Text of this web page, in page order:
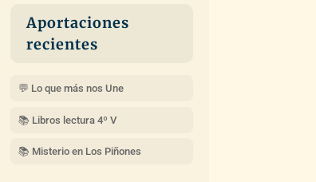
Aportaciones
recientes
💬 Lo que más nos Une
📚 Libros lectura 4º V
📚 Misterio en Los Piñones